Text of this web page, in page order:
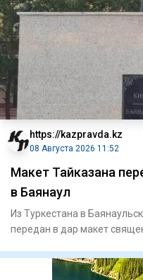
https://kazpravda.kz
08 Августа 2026 11:52
Макет Тайказана
в Баянаул
Из Туркестана в
передан в дар макет